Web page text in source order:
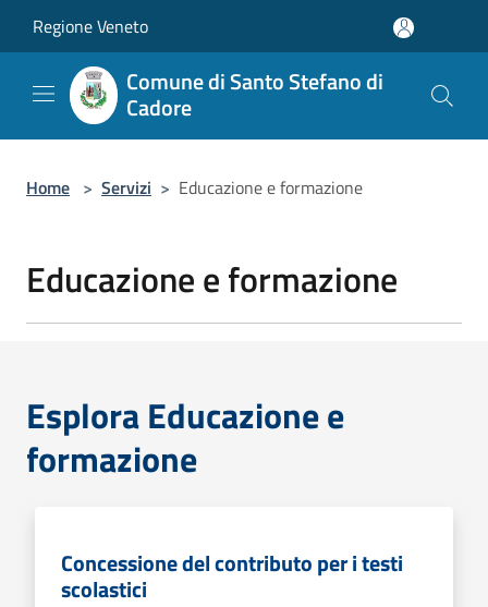
Regione Veneto
Comune di Santo Stefano di
Cadore
Home > Servizi > Educazione e formazione
Educazione e formazione
Esplora Educazione e
formazione
Concessione del contributo per i testi
scolastici